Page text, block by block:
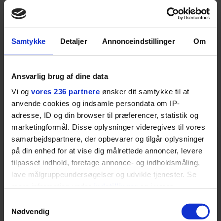
Samtykke Detaljer Annonceindstillinger Om
Ansvarlig brug af dine data
Vi og vores 236 partnere ønsker dit samtykke til at
anvende cookies og indsamle persondata om IP-
adresse, ID og din browser til præferencer, statistik og
marketingformål. Disse oplysninger videregives til vores
samarbejdspartnere, der opbevarer og tilgår oplysninger
på din enhed for at vise dig målrettede annoncer, levere
tilpasset indhold, foretage annonce- og indholdsmåling,
lave målgruppeundersøgelser og udvikle tjenester. Se
tilbage eller ændre indstillinger fra vores
Nødvendig
KULTUR
Hvordan laver man et
godt bryllupsindslag?
Det ved Stig Rossen alt